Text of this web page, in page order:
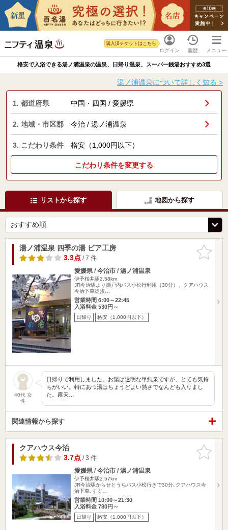
ログイン
購入済チケットはこちら
履歴 メニュー
格安で入浴できる湯ノ浦温泉の温泉、日帰り温泉、スーパー銭湯おすすめ3選
湯ノ浦温泉について詳しく知る >
1. 都道府県 中国・四国 / 愛媛県
2. 地域・市区郡 今治 / 湯ノ浦温泉
3. こだわり条件 格安（1,000円以下）
こだわり条件を変更する
リストから探す 地図から探す
お気に入
りに追加
湯ノ浦温泉 四季の湯 ビア工房
3.3点/ 7 件
愛媛県 / 今治市 / 湯ノ浦温泉
伊予桜井駅2.58km
JR今治駅より瀬戸内バス小松行利用（30分）、クアハウス
今治下車徒歩…
営業時間 6:00～22:45
入浴料金 530円～
日帰り 格安（1,000円以下）
40代 女
性
日帰りで利用しました。お湯は透明な単純泉ですが、とても気持
ちがいい。特にあつ湯はちょうどよい熱さでなんども入りまし
た。露天…
関連情報から探す
お気に入
りに追加
クアハウス今治
3.7点/ 3 件
愛媛県 / 今治市 / 湯ノ浦温泉
伊予桜井駅2.57km
JR今治駅からせとうちバス小松行きで30分､クアハウス今
治下車､すぐ…
営業時間 10:00～21:30
入浴料金 780円～
日帰り 格安（1,000円以下）